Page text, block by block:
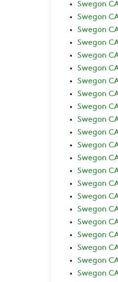
Swegon
Swegon
Swegon
Swegon
Swegon
Swegon
Swegon
Swegon
Swegon
Swegon
Swegon
Swegon
Swegon
Swegon
Swegon
Swegon
Swegon
Swegon
Swegon
Swegon
Swegon
Swegon